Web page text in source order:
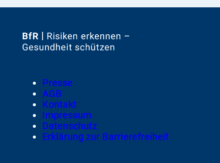
Zur
Footer
Meta-
Navigation
Presse
AGB
Kontakt
Impressum
Datenschutz
Erklärung zur Barrierefreiheit